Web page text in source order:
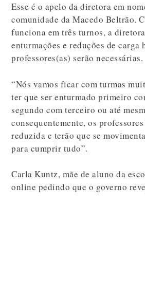
Esse é o apelo da diretora em
comunidade da Macedo Beltrão.
funciona em três turnos, a
enturmações e reduções de carga
professores(as) serão necessárias.
“Nós vamos ficar com turmas
ter que ser enturmado primeiro
segundo com terceiro ou até
consequentemente, os
reduzida e terão que se
para cumprir tudo”.
Carla Kuntz, mãe de aluno da
online pedindo que o governo